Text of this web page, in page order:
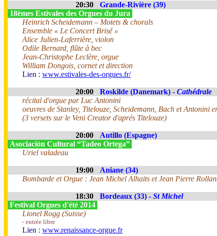
20:30
Grande-Rivière (39)
18èmes Estivales des Orgues du Jura
Heinrich Scheidemann – Motets & chorals
Ensemble « Le Concert Brisé »
Alice Julien-Laferrière, violon
Odile Bernard, flûte à bec
Jean-Christophe Leclère, orgue
William Dongois, cornet et direction
Lien : www.estivales-des-orgues.fr/
20:00 Roskilde (Danemark) - Cathédrale
récital d'orgue par Luc Antonini
oeuvres de Stanley, Titelouze, Scheidemann, Bach et Antonini
(3 versets sur le Veni Creator d'aprés Titelouze)
20:00
Autillo (Espagne)
Asociación Cultural “Tadeo Ortega”
Uriel valadeau
19:00
Aniane (34)
Bombarde et Orgue : Jean Michel Alhaits et Jean Pierre
18:30 Bordeaux (33) - St Michel
Festival Orgues d'été 2014
Lionel Rogg (Suisse)
- entrée libre
Lien : www.renaissance-orgue.fr